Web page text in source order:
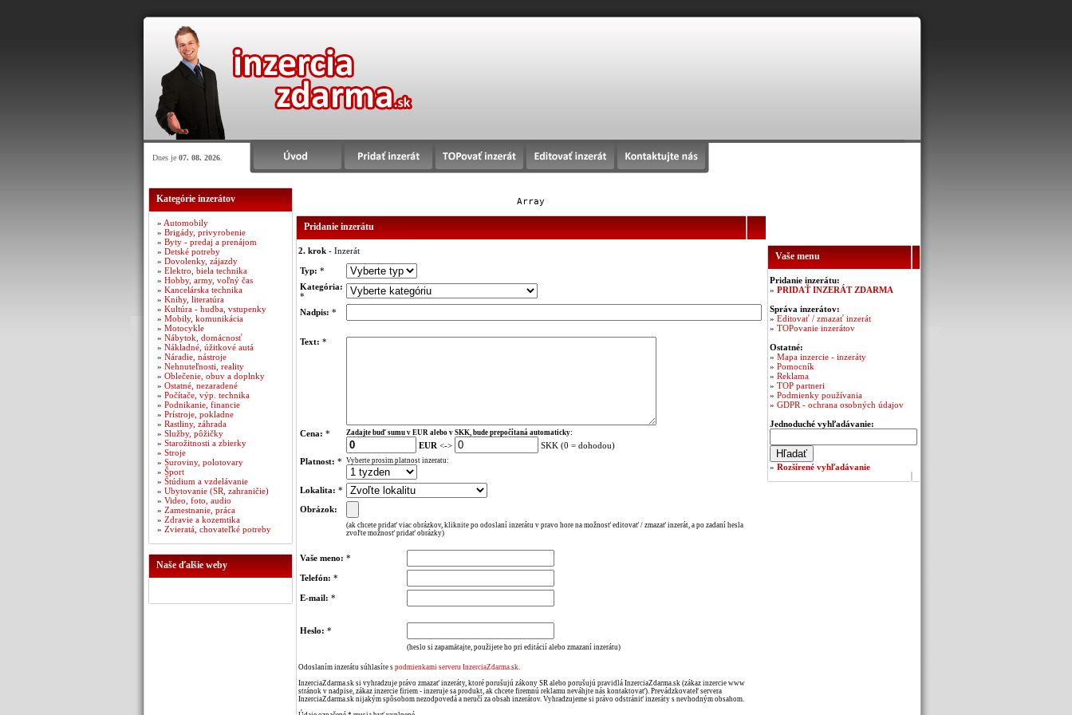
Dnes je 07. 08. 2026
Kategórie inzerátov
» Automobily
» Brigády, privyrobenie
» Byty - predaj a prenájom
» Detské potreby
» Dovolenky, zájazdy
» Elektro, biela technika
» Hobby, army, voľný čas
» Kancelárska technika
» Knihy, literatúra
» Kultúra - hudba, vstupenky
» Mobily, komunikácia
» Motocykle
» Nábytok, domácnosť
» Nákladné, úžitkové autá
» Náradie, nástroje
» Nehnuteľnosti, reality
» Oblečenie, obuv a doplnky
» Ostatné, nezaradené
» Počítače, výp. technika
» Podnikanie, financie
» Prístroje, pokladne
» Rastliny, záhrada
» Služby, pôžičky
» Starožitnosti a zbierky
» Stroje
» Suroviny, polotovary
» Šport
» Štúdium a vzdelávanie
» Ubytovanie (SR, zahraničie)
» Video, foto, audio
» Zamestnanie, práca
» Zdravie a kozemtika
» Zvieratá, chovateľké potreby
Naše ďalšie weby
Array
Pridanie inzerátu
2. krok - Inzerát
Typ: *
Kategória:
*
Nadpis: *
Text: *
Cena: * Zadajte buď sumu v EUR alebo v SKK, bude prepočítaná automaticky:
EUR <->
SKK (0 = dohodou)
Platnost: * Vyberte prosim platnost inzeratu:
Lokalita: *
Obrázok:
(ak chcete pridať viac obrázkov, kliknite po odoslaní inzerátu v pravo hore na možnosť editovať / zmazať inzerát, a po zadaní hesla
zvoľte možnosť pridať obrázky)
Vaše meno: *
Telefón: *
E-mail: *
Heslo: *
(heslo si zapamätajte, použijete ho pri editácií alebo zmazaní inzerátu)
Odoslaním inzerátu súhlasíte s podmienkami serveru InzerciaZdarma.sk.
InzerciaZdarma.sk si vyhradzuje právo zmazať inzeráty, ktoré porušujú zákony SR alebo porušujú pravidlá InzerciaZdarma.sk (zákaz inzercie www
stránok v nadpise, zákaz inzercie firiem - inzeruje sa produkt, ak chcete firemnú reklamu neváhjte nás kontaktovať). Prevádzkovateľ servera
InzerciaZdarma.sk nijakým spôsobom nezodpovedá a neručí za obsah inzerátov. Vyhradzujeme si právo odstrániť inzeráty s nevhodným obsahom.
Vaše menu
Pridanie inzerátu:
» PRIDAŤ INZERÁT ZDARMA
Správa inzerátov:
» Editovať / zmazať inzerát
» TOPovanie inzerátov
Ostatné:
» Mapa inzercie - inzeráty
» Pomocník
» Reklama
» TOP partneri
» Podmienky používania
» GDPR - ochrana osobných údajov
Jednoduché vyhľadávanie:
» Rozšírené vyhľadávanie